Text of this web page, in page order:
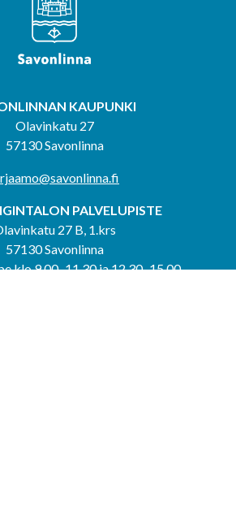
KAUPUNKI
Olavinkatu 27
57130 Savonlinna
PALVELUPISTE
27 B, 1.krs
57130 Savonlinna
klo 9.00–11.30 ja 12.30–15.00